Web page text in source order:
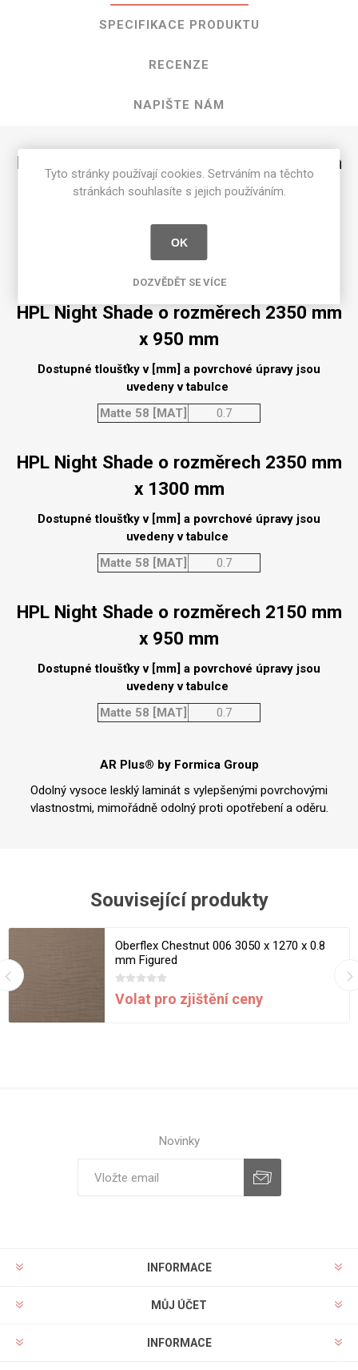
SPECIFIKACE PRODUKTU
RECENZE
NAPIŠTE NÁM
HPL Night Shade o rozměrech 3050 mm
x 1300 mm
uvedeny v tabulce
Matte 58 [MAT]
HPL Night Shade o rozměrech 2350 mm
x 950 mm
Dostupné tloušťky v [mm] a povrchové úpravy jsou
uvedeny v tabulce
Matte 58 [MAT]
0.7
HPL Night Shade o rozměrech 2350 mm
x 1300 mm
Dostupné tloušťky v [mm] a povrchové úpravy jsou
uvedeny v tabulce
Matte 58 [MAT]
0.7
HPL Night Shade o rozměrech 2150 mm
x 950 mm
Dostupné tloušťky v [mm] a povrchové úpravy jsou
uvedeny v tabulce
Matte 58 [MAT]
0.7
AR Plus® by Formica Group
Odolný vysoce lesklý laminát s vylepšenými povrchovými
vlastnostmi, mimořádně odolný proti opotřebení a oděru.
Související produkty
Oberflex Chestnut 006 3050 x 1270 x 0.8
mm Figured
Volat pro zjištění ceny
Novinky
INFORMACE
MŮJ ÚČET
INFORMACE
Tyto stránky používají cookies. Setrváním na těchto
stránkách souhlasíte s jejich používáním.
OK
DOZVĚDĚT SE VÍCE